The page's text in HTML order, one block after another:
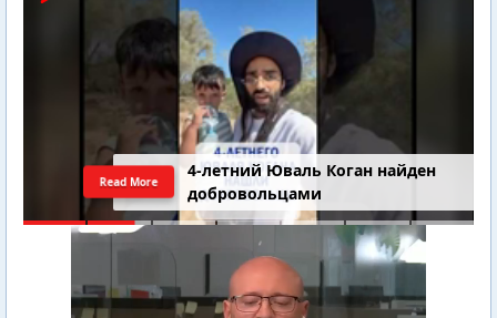
4-летний Юваль Коган найден
добровольцами
Read More